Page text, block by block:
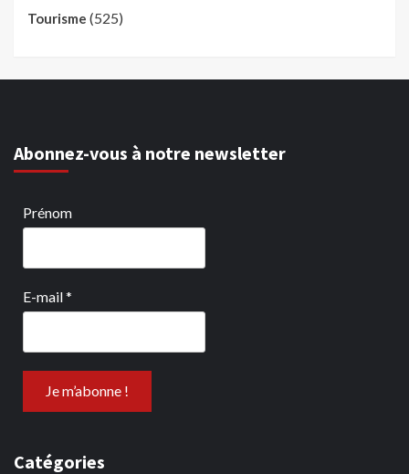
Tourisme (525)
Abonnez-vous à notre newsletter
Prénom
E-mail*
Catégories